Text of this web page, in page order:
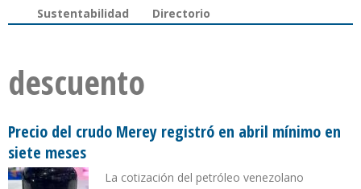
Sustentabilidad
Directorio
descuento
Precio del crudo Merey registró en abril mínimo en
siete meses
La cotización del petróleo venezolano